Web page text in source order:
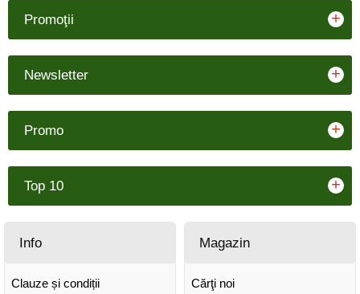
Promoţii +
Newsletter +
Promo +
Top 10 +
Info
Clauze și condiții
Magazin
Cărţi noi